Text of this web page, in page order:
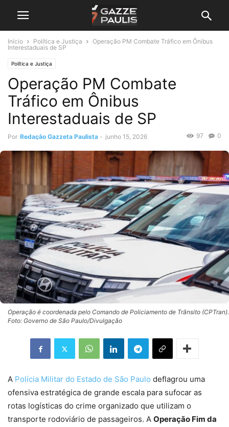
Início Política e Justiça
Operação PM Combate Tráfico em Ônibus
Interestaduais de SP
Política e Justiça
Operação PM Combate
Tráfico em Ônibus
Interestaduais de SP
Por Redação Gazzeta Paulista - junho 15, 2026 0
97
Operação é coordenada pelo Comando de Policiamento de Trânsito (CPTran).
Foto: Governo de São Paulo/Divulgação
A Polícia Militar do Estado de São Paulo deflagrou uma
ofensiva estratégica de grande escala para sufocar as
rotas logísticas do crime organizado que utilizam o
transporte rodoviário de passageiros. A Operação Fim da